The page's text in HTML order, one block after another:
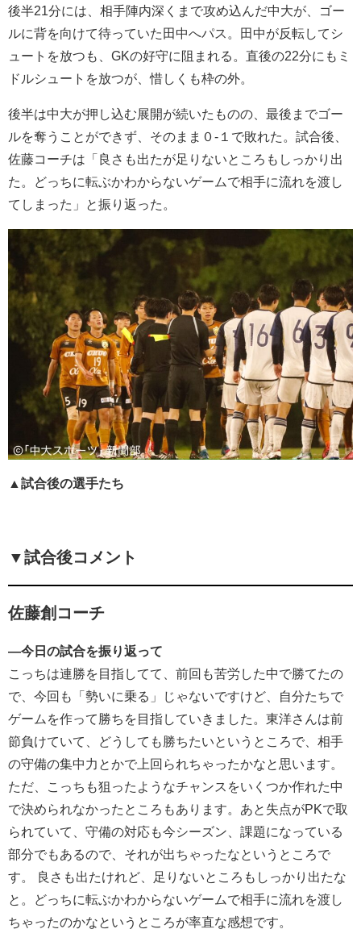
後半21分には、相手陣内深くまで攻め込んだ中大が、ゴー
ルに背を向けて待っていた田中へパス。田中が反転してシ
ュートを放つも、GKの好守に阻まれる。直後の22分にもミ
ドルシュートを放つが、惜しくも枠の外。
後半は中大が押し込む展開が続いたものの、最後までゴー
ルを奪うことができず、そのまま０-１で敗れた。試合後、
佐藤コーチは「良さも出たが足りないところもしっかり出
た。どっちに転ぶかわからないゲームで相手に流れを渡し
てしまった」と振り返った。
▲試合後の選手たち
▼試合後コメント
佐藤創コーチ
―今日の試合を振り返って
こっちは連勝を目指してて、前回も苦労した中で勝てたの
で、今回も「勢いに乗る」じゃないですけど、自分たちで
ゲームを作って勝ちを目指していきました。東洋さんは前
節負けていて、どうしても勝ちたいというところで、相手
の守備の集中力とかで上回られちゃったかなと思います。
ただ、こっちも狙ったようなチャンスをいくつか作れた中
で決められなかったところもあります。あと失点がPKで取
られていて、守備の対応も今シーズン、課題になっている
部分でもあるので、それが出ちゃったなというところで
す。 良さも出たけれど、足りないところもしっかり出たな
と。どっちに転ぶかわからないゲームで相手に流れを渡し
ちゃったのかなというところが率直な感想です。